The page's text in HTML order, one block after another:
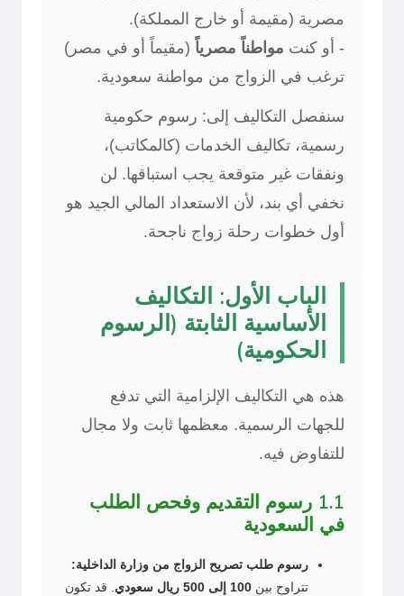
مصرية (مقيمة أو خارج المملكة).
- أو كنت مواطناً مصرياً (مقيماً أو في مصر)
ترغب في الزواج من مواطنة سعودية.
سنفصل التكاليف إلى: رسوم حكومية
رسمية، تكاليف الخدمات (كالمكاتب)،
ونفقات غير متوقعة يجب استباقها. لن
نخفي أي بند، لأن الاستعداد المالي الجيد هو
أول خطوات رحلة زواج ناجحة.
الباب الأول: التكاليف
الأساسية الثابتة (الرسوم
الحكومية)
هذه هي التكاليف الإلزامية التي تدفع
للجهات الرسمية. معظمها ثابت ولا مجال
للتفاوض فيه.
1.1 رسوم التقديم وفحص الطلب
في السعودية
رسوم طلب تصريح الزواج من وزارة الداخلية:
تتراوح بين 100 إلى 500 ريال سعودي
. قد تكون